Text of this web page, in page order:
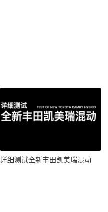
详细测试全新丰田凯美瑞混动